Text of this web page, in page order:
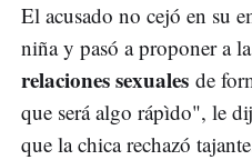
El acusado no cejó en su
niña y pasó a proponer a
relaciones sexuales de
que será algo rápìdo", le
que la chica rechazó